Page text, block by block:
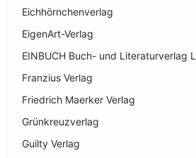
Eichhörnchenverlag
EigenArt-Verlag
EINBUCH Buch- und Literaturverlag
Franzius Verlag
Friedrich Maerker Verlag
Grünkreuzverlag
Guilty Verlag